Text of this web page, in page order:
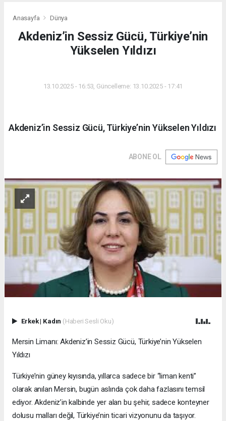
Anasayfa Dünya
Akdeniz’in Sessiz Gücü, Türkiye’nin
Yükselen Yıldızı
13.10.2025 - 16:53, Güncelleme: 13.10.2025 - 17:41
Akdeniz’in Sessiz Gücü, Türkiye’nin Yükselen Yıldızı
ABONE OL
Erkek| Kadın (Haberi Sesli Oku)
Mersin Limanı: Akdeniz’in Sessiz Gücü, Türkiye’nin Yükselen
Yıldızı
Türkiye’nin güney kıyısında, yıllarca sadece bir “liman kenti”
olarak anılan Mersin, bugün aslında çok daha fazlasını temsil
ediyor. Akdeniz’in kalbinde yer alan bu şehir, sadece konteyner
dolusu malları değil, Türkiye’nin ticari vizyonunu da taşıyor.